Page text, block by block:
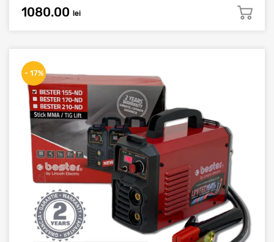
1080.00 lei
- 17%